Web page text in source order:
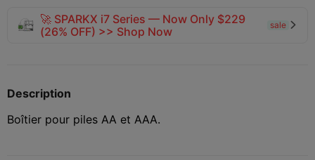
🚀 SPARKX i7 Series — Now Only $229
(26% OFF) >> Shop Now
sale 
Description
Boîtier pour piles AA et AAA.